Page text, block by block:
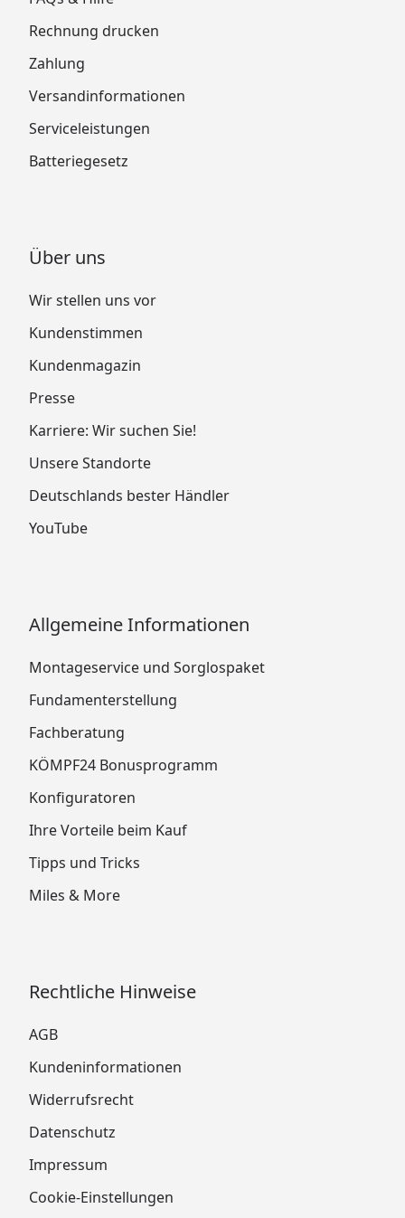
Rechnung drucken
Zahlung
Versandinformationen
Serviceleistungen
Batteriegesetz
Über uns
Wir stellen uns vor
Kundenstimmen
Kundenmagazin
Presse
Karriere: Wir suchen Sie!
Unsere Standorte
Deutschlands bester Händler
YouTube
Allgemeine Informationen
Montageservice und Sorglospaket
Fundamenterstellung
Fachberatung
KÖMPF24 Bonusprogramm
Konfiguratoren
Ihre Vorteile beim Kauf
Tipps und Tricks
Miles & More
Rechtliche Hinweise
AGB
Kundeninformationen
Widerrufsrecht
Datenschutz
Impressum
Cookie-Einstellungen